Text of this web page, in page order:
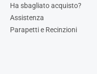
Ha sbagliato acquisto?
Assistenza
Parapetti e Recinzioni